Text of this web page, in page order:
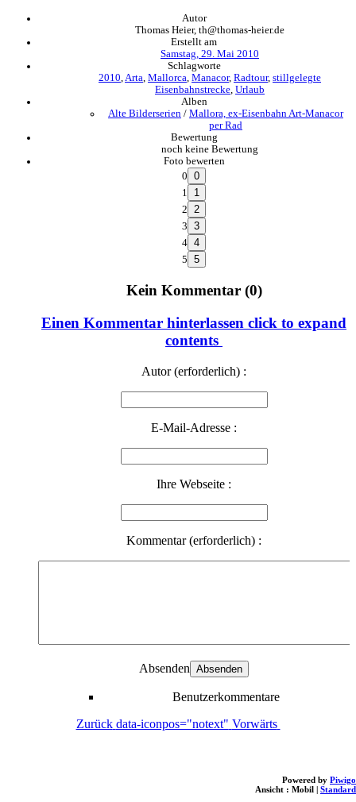
Autor
Thomas Heier, th@thomas-heier.de
Erstellt am
Samstag, 29. Mai 2010
Schlagworte
2010 Arta Mallorca Manacor, Radtour, stillgelegte
Eisenbahnstrecke Urlaub
Alben
Alte Bilderserien / Mallora, ex-Eisenbahn Art-Manacor
per Rad
Bewertung
noch keine Bewertung
Foto bewerten
0
1
2
3
4
5
Kein Kommentar (0)
Einen Kommentar hinterlassen click to expand
contents
Autor (erforderlich) :
E-Mail-Adresse :
Ihre Webseite :
Kommentar (erforderlich) :
Absenden
Benutzerkommentare
Zurück data-iconpos="notext" Vorwärts
Powered by Piwigo
Ansicht : Mobil | Standard